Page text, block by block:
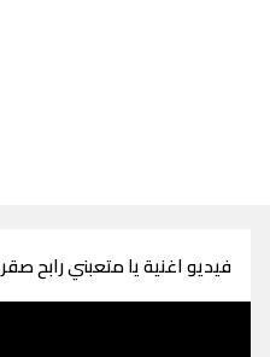
فيديو اغنية يا متعبني رابح صقر